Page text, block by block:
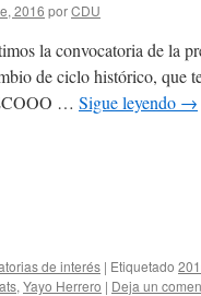
2016 porCDU
la convocatoria de la
de ciclo histórico, que
… Sigue leyendo →
de interés | Etiquetado
, Yayo Herrero | Deja un